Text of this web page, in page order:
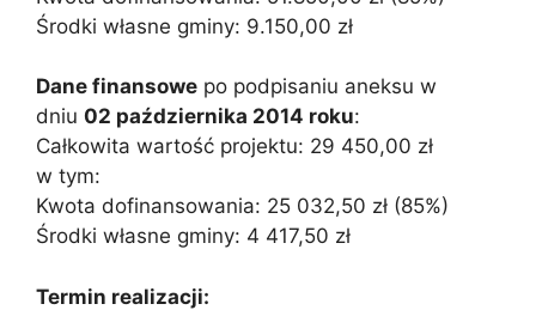
Środki własne gminy: 9.150,00 zł
Dane finansowe po podpisaniu aneksu w
dniu 02 października 2014 roku:
Całkowita wartość projektu: 29 450,00 zł
w tym:
Kwota dofinansowania: 25 032,50 zł (85%)
Środki własne gminy: 4 417,50 zł
Termin realizacji: